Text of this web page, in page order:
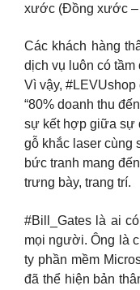
xước (Đồng xước
Các khách hàng
dịch vụ luôn có tầm
Vì vậy, #LEVUshop
“80% doanh thu
sự kết hợp giữa sự
gỗ khắc laser cùng
bức tranh mang
trưng bày, trang trí.
#Bill_Gates là ai
mọi người. Ông là
ty phần mềm
đã thể hiện bản